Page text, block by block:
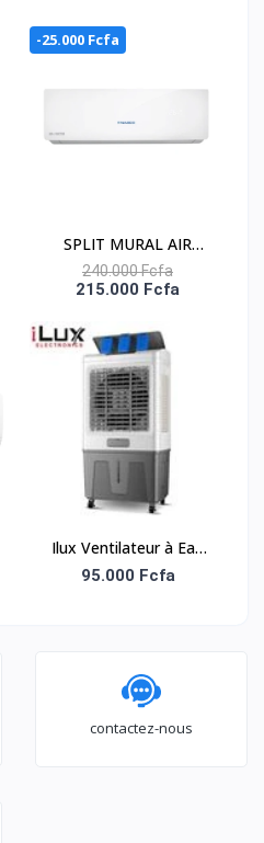
R32/ UNIT.INT 360-
-25.000 Fcfa
SPLIT MURAL AIR
DOCTOR 2 CV – NAS-
DOC-V-18N1
240.000 Fcfa
215.000 Fcfa
Ilux Ventilateur à Eau
Refroidisseur - LX-1145-
95.000 Fcfa
contactez-nous